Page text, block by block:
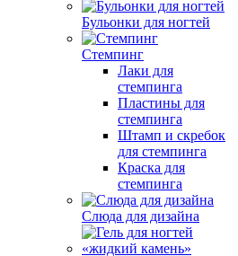
Бульонки для ногтей
Стемпинг
Лаки для
стемпинга
Пластины для
стемпинга
Штамп и скребок
для стемпинга
Краска для
стемпинга
Слюда для дизайна